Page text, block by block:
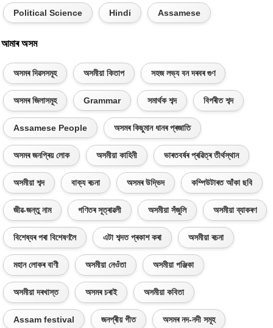
Political Science Hindi Assamese
আমাৰ অসম
অসমৰ দিৱসসমূহ অসমীয়া কিতাপ সহজ লভ্য বন দৰবৰ গুণ
অসমৰ জিলাসমূহ Grammar সমাৰ্থক শব্দ বিপৰীত শব্দ
Assamese People অসমৰ কিছুমান ধানৰ প্ৰজাতি
অসমৰ জনপ্ৰিয় লোক অসমীয়া কাহিনী ভাৰতবৰ্ষৰ প্ৰৱিত্ৰ তীৰ্থস্থান
অসমীয়া শব্দ বাক্য ৰচনা অসমৰ উদ্ভিদ কম্পিউটাৰত আঁকা ছবি
জীৱ-জন্তু নাম গণিতৰ সূত্ৰাৱলী অসমীয়া সঁজুলি অসমীয়া ব্যাকৰণ
বিশেষ্যৰ পৰা বিশেষণলৈ এটা শব্দত প্ৰকাশ কৰা অসমীয়া ৰচনা
মহান লোকৰ বাণী অসমীয়া নেওঁতা অসমীয়া পঞ্জিকা
অসমীয়া দৰখাস্ত অসমৰ চৰাই অসমীয়া কবিতা
Assam festival জনপ্ৰীয় গীত অসমৰ নদ-নদী সমূহ